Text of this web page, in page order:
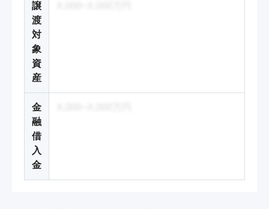
譲
渡
対
象
資
産
金
融
借
入
金